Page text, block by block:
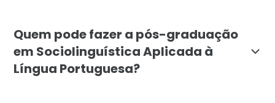
Quem pode fazer a pós-graduação
em Sociolinguística Aplicada à
Língua Portuguesa?